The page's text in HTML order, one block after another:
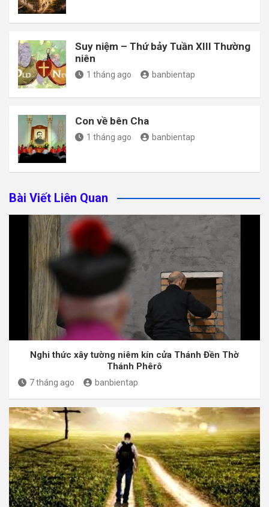
Suy niệm – Thứ bảy Tuần XIII Thường
niên
1 tháng ago banbientap
Con về bên Cha
1 tháng ago banbientap
Bài Viết Liên Quan
Nghi thức xây tường niêm kín cửa Thánh Đền Thờ
Thánh Phêrô
7 tháng ago banbientap